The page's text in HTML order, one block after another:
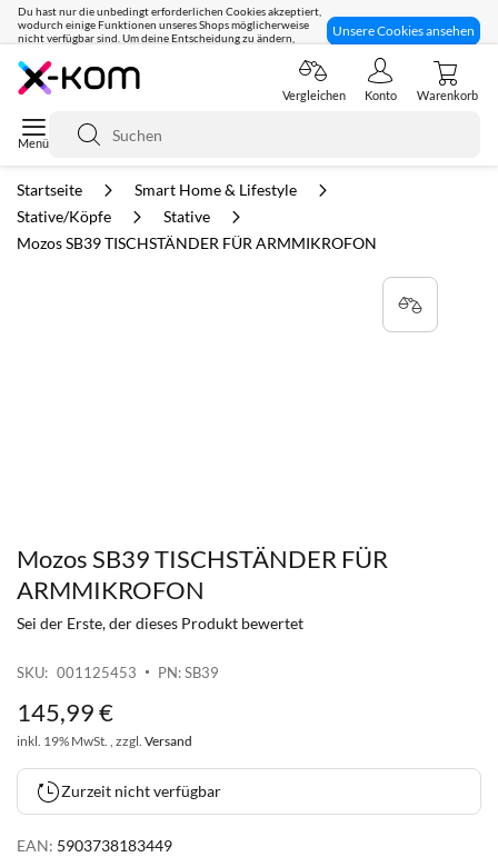
Du hast nur die unbedingt erforderlichen Cookies akzeptiert,
wodurch einige Funktionen unseres Shops möglicherweise
nicht verfügbar sind. Um deine Entscheidung zu ändern,
Unsere Cookies ansehen
Seit 8 Jahren für dich da!
Suche
Vergleichen Konto Warenkorb
Startseite
Smart Home & Lifestyle
Stative/Köpfe
Stative
Mozos SB39 TISCHSTÄNDER FÜR ARMMIKROFON
Mozos SB39 TISCHSTÄNDER FÜR
ARMMIKROFON
SKU 001125453 PN: SB39
Sei der Erste, der dieses Produkt bewertet
EAN: 5903738183449
145,99€
inkl. 19% MwSt. , zzgl. Versand
Zurzeit nicht verfügbar
Zum
Anfang
Bildgalerie